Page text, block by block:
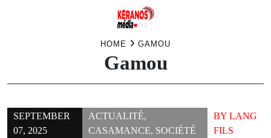
HOME GAMOU
Gamou
SEPTEMBER
07, 2025
ACTUALITÉ,
CASAMANCE, SOCIÉTÉ
BY LANG
FILS